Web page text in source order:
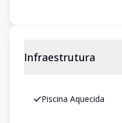
Infraestrutura
Piscina Aquecida